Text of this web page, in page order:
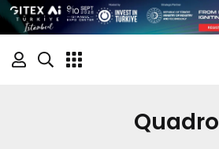
Quadro